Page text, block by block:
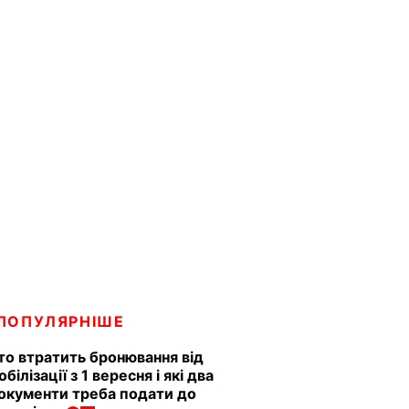
втратить бронювання від
з 1 вересня і які два
треба подати до